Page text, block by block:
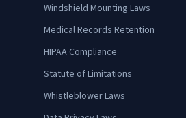
Windshield Mounting Laws
Medical Records Retention
HIPAA Compliance
Statute of Limitations
Whistleblower Laws